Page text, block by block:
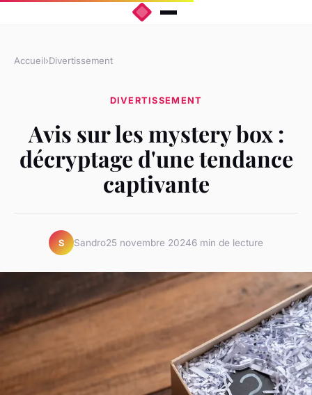
Accueil›Divertissement
DIVERTISSEMENT
Avis sur les mystery box :
décryptage d'une tendance
captivante
S Sandro25 novembre 20246 min de lecture